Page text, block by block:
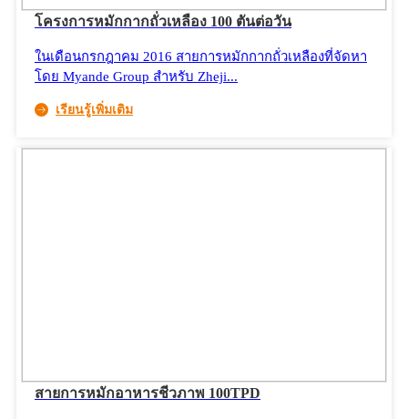
โครงการหมักกากถั่วเหลือง 100 ตันต่อวัน
ในเดือนกรกฎาคม 2016 สายการหมักกากถั่วเหลืองที่จัดหา
โดย Myande Group สำหรับ Zheji...
เรียนรู้เพิ่มเติม
สายการหมักอาหารชีวภาพ 100TPD